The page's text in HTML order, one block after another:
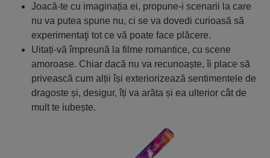
Joacă-te cu imaginația ei, propune-i scenarii la care
nu va putea spune nu, ci se va dovedi curioasă să
experimentaţi tot ce vă poate face plăcere.
Uitați-vă împreună la filme romantice, cu scene
amoroase. Chiar dacă nu va recunoaște, îi place să
privească cum alții își exteriorizează sentimentele de
dragoste și, desigur, îți va arăta și ea ulterior cât de
mult te iubește.